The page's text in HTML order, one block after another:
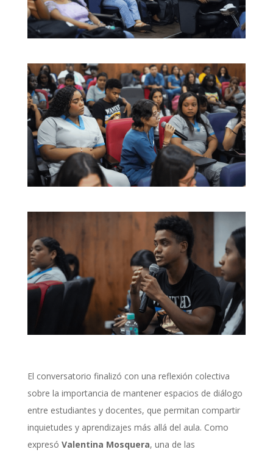
El conversatorio finalizó con una reflexión colectiva
sobre la importancia de mantener espacios de diálogo
entre estudiantes y docentes, que permitan compartir
inquietudes y aprendizajes más allá del aula. Como
expresó Valentina Mosquera, una de las